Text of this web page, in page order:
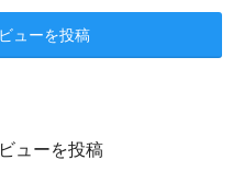
ューを投稿
ューを投稿